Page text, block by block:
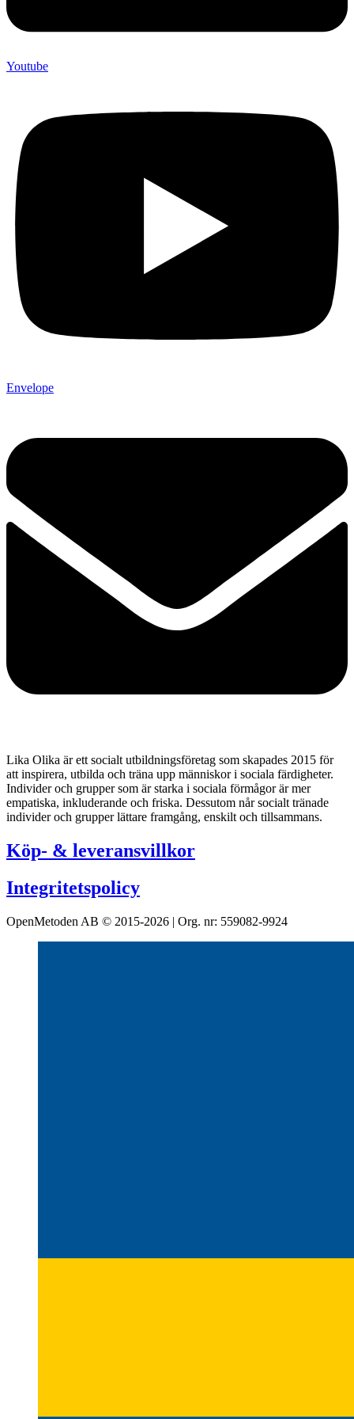
Youtube
Envelope
Lika Olika är ett socialt utbildningsföretag som skapades 2015 för
att inspirera, utbilda och träna upp människor i sociala färdigheter.
Individer och grupper som är starka i sociala förmågor är mer
empatiska, inkluderande och friska. Dessutom når socialt tränade
individer och grupper lättare framgång, enskilt och tillsammans.
Köp- & leveransvillkor
Integritetspolicy
OpenMetoden AB © 2015-2026 | Org. nr: 559082-9924